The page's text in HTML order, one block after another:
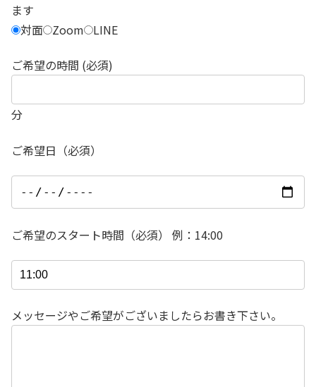
ます
対面 Zoom LINE
ご希望の時間 (必須)
分
ご希望日（必須）
ご希望のスタート時間（必須） 例：14:00
メッセージやご希望がございましたらお書き下さい。